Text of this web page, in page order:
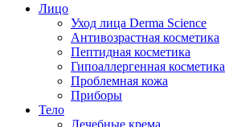
Лицо
Уход лица Derma Science
Антивозрастная косметика
Пептидная косметика
Гипоаллергенная косметика
Проблемная кожа
Приборы
Тело
Лечебные крема